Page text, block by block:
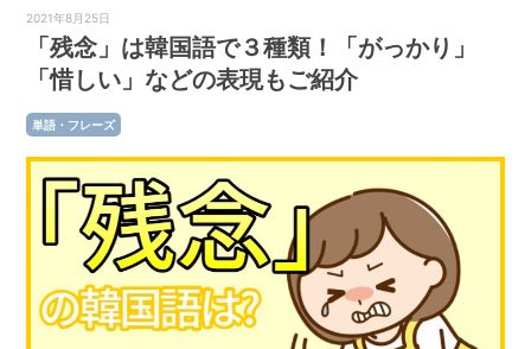
2021年8月25日
「残念」は韓国語で３種類！「がっかり」
「惜しい」などの表現もご紹介
単語・フレーズ